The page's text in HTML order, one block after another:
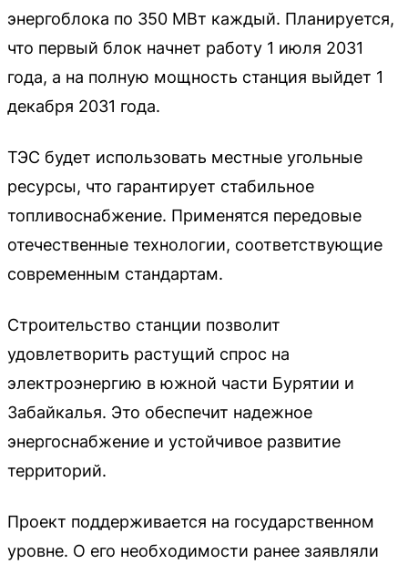
энергоблока по 350 МВт каждый. Планируется,
что первый блок начнет работу 1 июля 2031
года, а на полную мощность станция выйдет 1
декабря 2031 года.
ТЭС будет использовать местные угольные
ресурсы, что гарантирует стабильное
топливоснабжение. Применятся передовые
отечественные технологии, соответствующие
современным стандартам.
Строительство станции позволит
удовлетворить растущий спрос на
электроэнергию в южной части Бурятии и
Забайкалья. Это обеспечит надежное
энергоснабжение и устойчивое развитие
территорий.
Проект поддерживается на государственном
уровне. О его необходимости ранее заявляли